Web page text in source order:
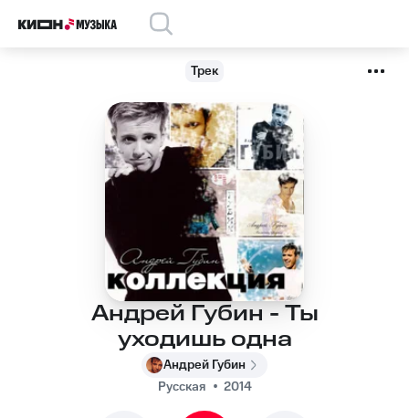
Трек
Андрей Губин - Ты
уходишь одна
Андрей Губин
Русская
2014